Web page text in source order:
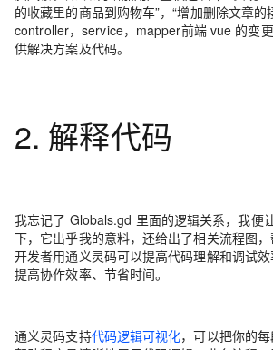
的收藏里的商品到购物车”，“增加删除文章
controller，service，mapper前端 vue 的变
供解决方案及代码。
2. 解释代码
我忘记了 Globals.gd 里面的逻辑关系，我便
下，它出乎我的意料，还给出了相关流程图，
开发者用通义灵码可以提高代码理解和调试效
提高协作效率、节省时间。
通义灵码支持代码逻辑可视化，可以把你的每